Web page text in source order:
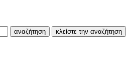
αναζήτηση κλείστε την αναζήτηση